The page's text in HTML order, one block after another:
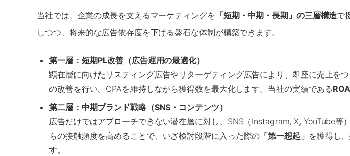
当社では、企業の成長を支えるマーケティングを 「短期・中期・長期」の三層構造で
しつつ、将来的な広告依存度を下げる盤石な体制が構築できます。
第一層：短期PL改善（広告運用の最適化）
顕在層に向けたリスティング広告やリターゲティング広告により、即座に売上を
の改善を行い、CPAを維持しながら獲得数を最大化します。当社の実績である
第二層：中期ブランド戦略（SNS・コンテンツ）
広告だけではアプローチできない潜在層に対し、SNS（Instagram, X, YouTube
らの接触頻度を高めることで、いざ検討段階に入った際の 「第一想起」 を獲得し
す。